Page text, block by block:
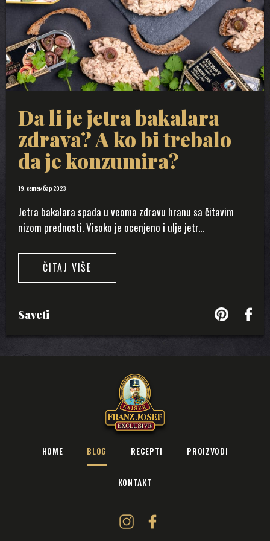
Da li je jetra bakalara
zdrava? A ko bi trebalo
da je konzumira?
19. септембар 2023
Jetra bakalara spada u veoma zdravu hranu sa čitavim
nizom prednosti. Visoko je ocenjeno i ulje jetr...
ČITAJ VIŠE
Saveti
HOME BLOG RECEPTI PROIZVODI
KONTAKT